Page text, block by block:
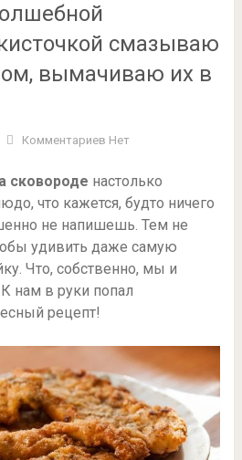
смазываю
вымачиваю их в
Комментариев Нет
сковороде настолько
что кажется, будто ничего
не напишешь. Тем не
удивить даже самую
Что, собственно, мы и
нам в руки попал
рецепт!